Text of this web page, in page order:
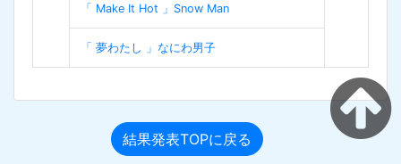
「 Make It Hot 」Snow Man
「 夢わたし 」なにわ男子
結果発表TOPに戻る